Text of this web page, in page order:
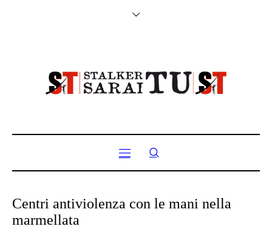
Centri antiviolenza con le mani nella
marmellata